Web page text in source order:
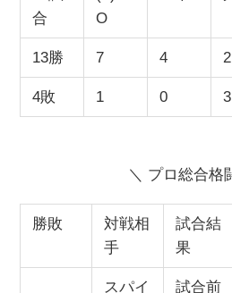
合
O
13勝 7 4 2
4敗 1 0 3
＼ プロ総合格
勝敗
対戦相
手
試合結
果
スパイ
試合前